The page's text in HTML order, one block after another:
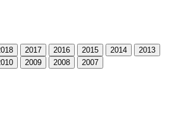
2017 2016 2015 2014
2013
2009 2008 2007